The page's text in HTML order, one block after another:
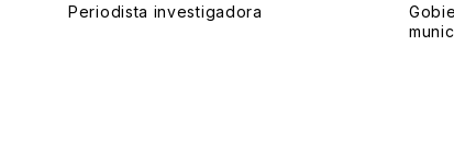
Periodista investigadora